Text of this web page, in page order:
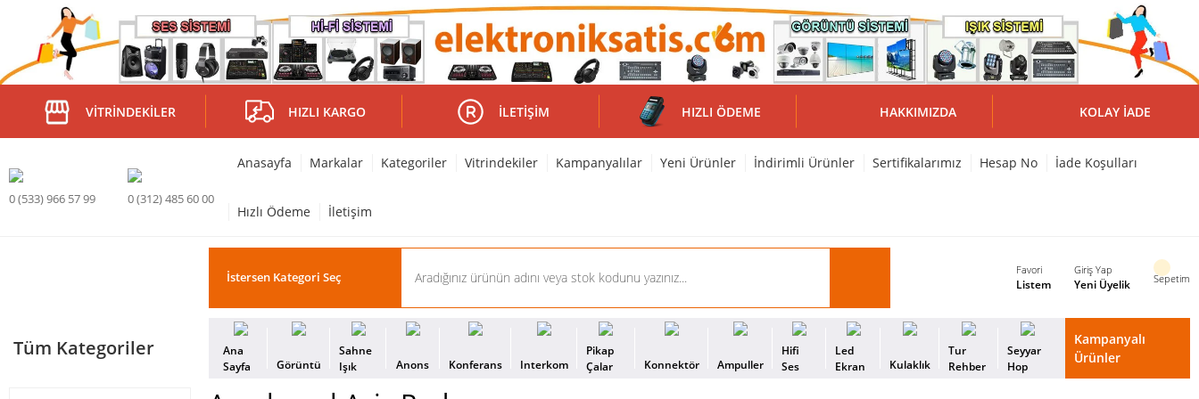
VITRINDEKILER HIZLI KARGO İLETIŞIM HIZLI ÖDEME HAKKIMIZDA KOLAY İADE
0 (533) 966 57 99 0 (312) 485 60 00
Anasayfa Markalar Kategoriler Vitrindekiler Kampanyalılar Yeni Ürünler İndirimli Ürünler Sertifikalarımız Hesap No İade Koşulları
Hızlı Ödeme İletişim
Favori
Listem
Giriş Yap
Yeni Üyelik Sepetim
Tüm Kategoriler
Ana
Sayfa
Görüntü
Sahne
Işık
Anons Konferans Interkom
Pikap
Çalar
Konnektör Ampuller
Hifi
Ses
Led
Ekran
Kulaklık
Tur
Rehber
Seyyar
Hop
Kampanyalı
Ürünler